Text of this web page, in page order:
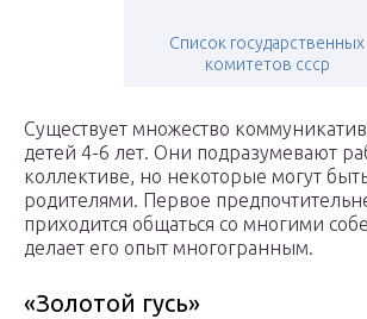
Список государственных
комитетов ссср
Существует множество
детей 4-6 лет. Они подразумевают
коллективе, но некоторые могут
родителями. Первое
приходится общаться со многими
делает его опыт многогранным.
«Золотой гусь»